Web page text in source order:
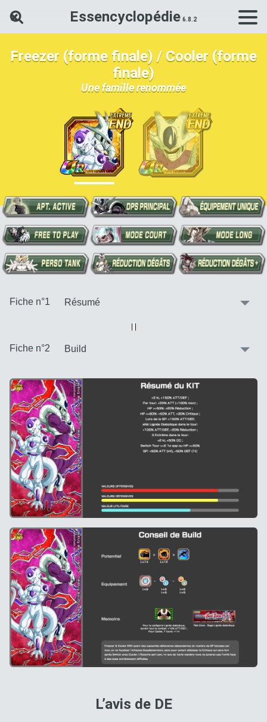
Essencyclopédie
Rechercher une carte Dokkan
Freezer (forme finale) / Cooler (forme
finale)
Une famille renommée
Fiche n°1
Vue alternative
| |
Fiche n°2
L’avis de DE